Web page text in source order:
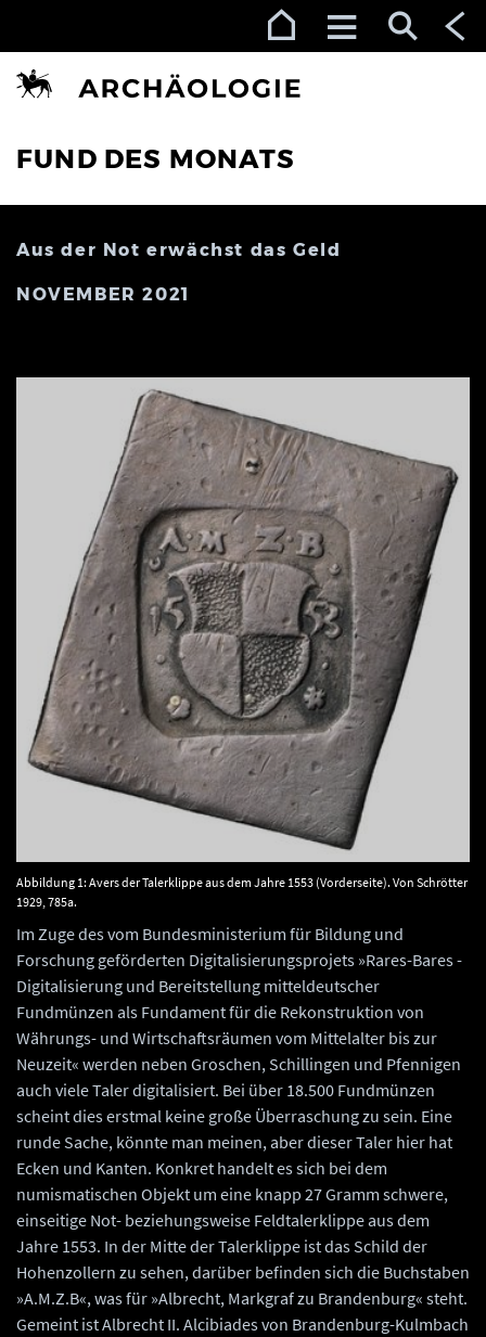
FUND DES MONATS
Aus der Not erwächst das Geld
NOVEMBER 2021
Abbildung 1: Avers der Talerklippe aus dem Jahre 1553 (Vorderseite). Von Schrötter
1929, 785a.
Im Zuge des vom Bundesministerium für Bildung und
Forschung geförderten Digitalisierungsprojets »Rares-Bares -
Digitalisierung und Bereitstellung mitteldeutscher
Fundmünzen als Fundament für die Rekonstruktion von
Währungs- und Wirtschaftsräumen vom Mittelalter bis zur
Neuzeit« werden neben Groschen, Schillingen und Pfennigen
auch viele Taler digitalisiert. Bei über 18.500 Fundmünzen
scheint dies erstmal keine große Überraschung zu sein. Eine
runde Sache, könnte man meinen, aber dieser Taler hier hat
Ecken und Kanten. Konkret handelt es sich bei dem
numismatischen Objekt um eine knapp 27 Gramm schwere,
einseitige Not- beziehungsweise Feldtalerklippe aus dem
Jahre 1553. In der Mitte der Talerklippe ist das Schild der
Hohenzollern zu sehen, darüber befinden sich die Buchstaben
»A.M.Z.B«, was für »Albrecht, Markgraf zu Brandenburg« steht.
Gemeint ist Albrecht II. Alcibiades von Brandenburg-Kulmbach